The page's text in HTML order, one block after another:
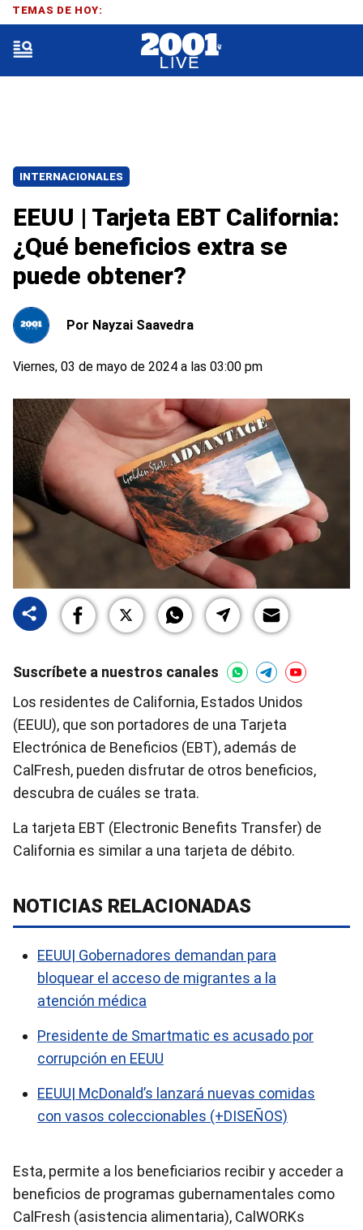
INTERNACIONALES
EEUU | Tarjeta EBT California:
¿Qué beneficios extra se
puede obtener?
Por Nayzai Saavedra
Viernes, 03 de mayo de 2024 a las 03:00 pm
Suscríbete a nuestros canales
Los residentes de California, Estados Unidos
(EEUU), que son portadores de una Tarjeta
Electrónica de Beneficios (EBT), además de
CalFresh, pueden disfrutar de otros beneficios,
descubra de cuáles se trata.
La tarjeta EBT (Electronic Benefits Transfer) de
California es similar a una tarjeta de débito.
NOTICIAS RELACIONADAS
EEUU| Gobernadores demandan para
bloquear el acceso de migrantes a la
atención médica
Presidente de Smartmatic es acusado por
corrupción en EEUU
EEUU| McDonald’s lanzará nuevas comidas
con vasos coleccionables (+DISEÑOS)
Esta, permite a los beneficiarios recibir y acceder a
beneficios de programas gubernamentales como
CalFresh (asistencia alimentaria), CalWORKs
TEMAS DE HOY: